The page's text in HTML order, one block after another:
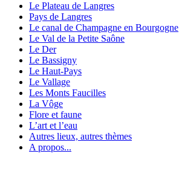
Le Plateau de Langres
Pays de Langres
Le canal de Champagne en Bourgogne
Le Val de la Petite Saône
Le Der
Le Bassigny
Le Haut-Pays
Le Vallage
Les Monts Faucilles
La Vôge
Flore et faune
L’art et l’eau
Autres lieux, autres thèmes
A propos...